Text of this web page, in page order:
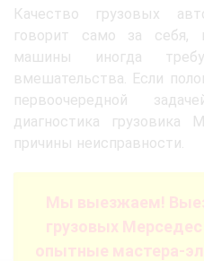
Качество грузовых
говорит само за
машины иногда
вмешательства. Если
первоочередной
диагностика грузовика
причины неисправности.
Мы выезжаем!
грузовых
опытные мастера-